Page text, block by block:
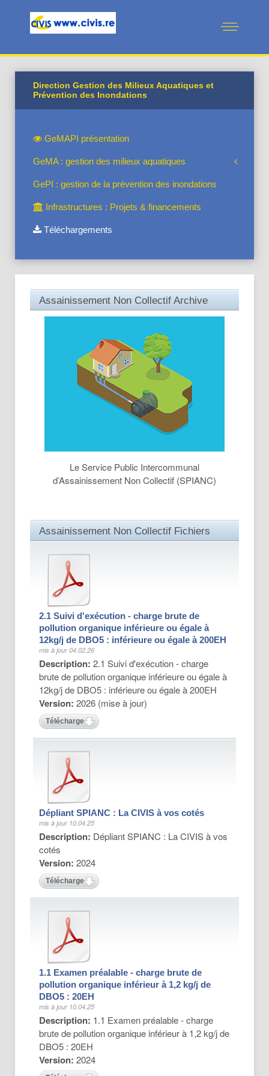
Direction Gestion des Milieux Aquatiques et
Prévention des Inondations
GeMAPI présentation
GeMA : gestion des milieux aquatiques
GePI : gestion de la prévention des inondations
Infrastructures : Projets & financements
Téléchargements
Assainissement Non Collectif Archive
Le Service Public Intercommunal
d’Assainissement Non Collectif (SPIANC)
Assainissement Non Collectif Fichiers
2.1 Suivi d'exécution - charge brute de
pollution organique inférieure ou égale à
12kg/j de DBO5 : inférieure ou égale à 200EH
mis à jour 04.02.26
Description: 2.1 Suivi d'exécution - charge
brute de pollution organique inférieure ou égale à
12kg/j de DBO5 : inférieure ou égale à 200EH
Version: 2026 (mise à jour)
Télécharger
Dépliant SPIANC : La CIVIS à vos cotés
mis à jour 10.04.25
Description: Dépliant SPIANC : La CIVIS à vos
cotés
Version: 2024
Télécharger
1.1 Examen préalable - charge brute de
pollution organique inférieur à 1,2 kg/j de
DBO5 : 20EH
mis à jour 10.04.25
Description: 1.1 Examen préalable - charge
brute de pollution organique inférieur à 1,2 kg/j de
DBO5 : 20EH
Version: 2024